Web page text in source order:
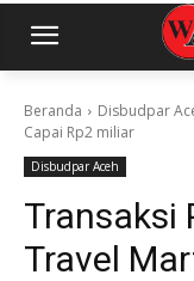
Beranda Disbudpar
Capai Rp2 miliar
Disbudpar Aceh
Transaksi
Travel